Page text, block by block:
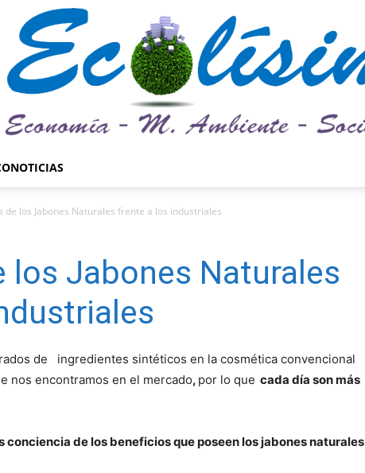
de los Jabones Naturales frente a los industriales
los Jabones Naturales
de ingredientes sintéticos en la cosmética convencional
nos encontramos en el mercado, por lo que cada día son más
conciencia de los beneficios que poseen los jabones naturales